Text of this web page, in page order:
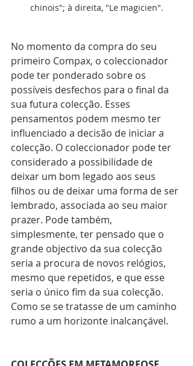
chinois"; à direita, "Le magicien".
No momento da compra do seu
primeiro Compax, o coleccionador
pode ter ponderado sobre os
possíveis desfechos para o final da
sua futura colecção. Esses
pensamentos podem mesmo ter
influenciado a decisão de iniciar a
colecção. O coleccionador pode ter
considerado a possibilidade de
deixar um bom legado aos seus
filhos ou de deixar uma forma de ser
lembrado, associada ao seu maior
prazer. Pode também,
simplesmente, ter pensado que o
grande objectivo da sua colecção
seria a procura de novos relógios,
mesmo que repetidos, e que esse
seria o único fim da sua colecção.
Como se se tratasse de um caminho
rumo a um horizonte inalcançável.